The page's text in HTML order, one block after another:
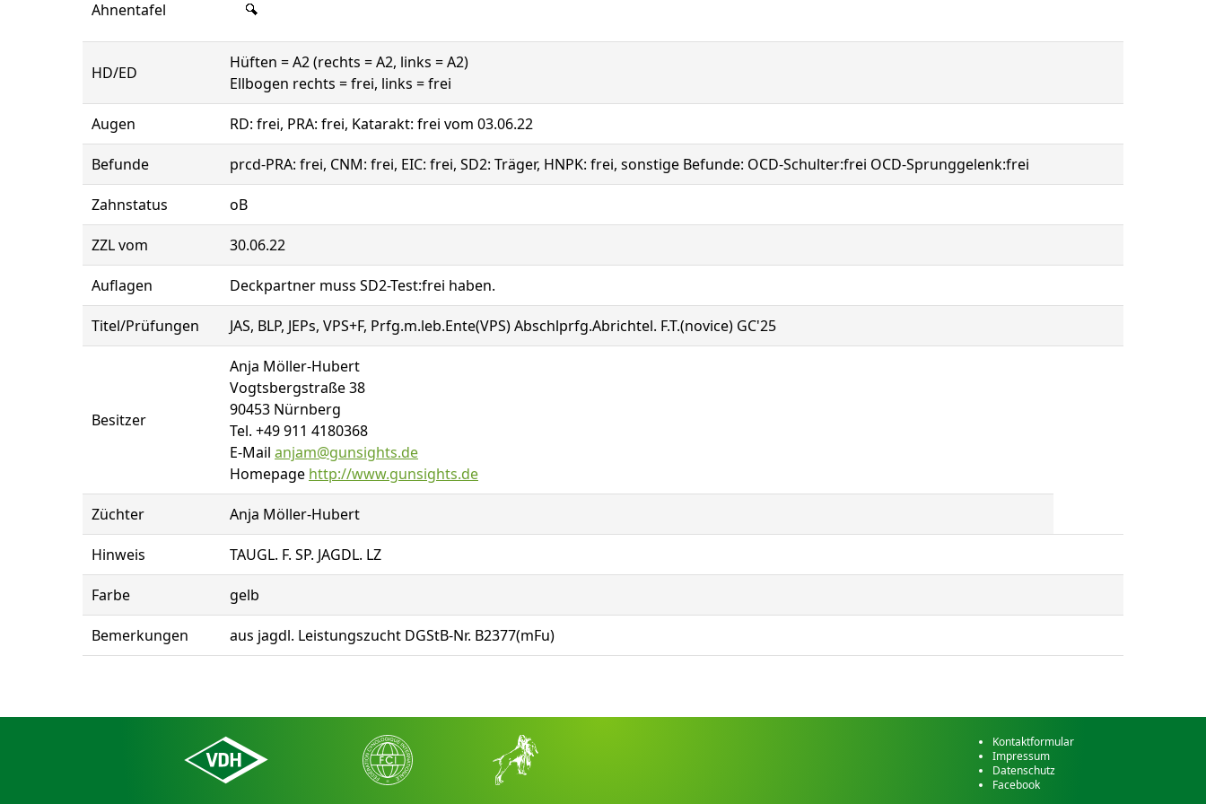
Ahnentafel
HD/ED
Hüften = A2 (rechts = A2, links = A2)
Ellbogen rechts = frei, links = frei
Augen RD: frei, PRA: frei, Katarakt: frei vom 03.06.22
Befunde prcd-PRA: frei, CNM: frei, EIC: frei, SD2: Träger, HNPK: frei, sonstige Befunde: OCD-Schulter:frei OCD-Sprunggelenk:frei
Zahnstatus oB
ZZL vom 30.06.22
Auflagen Deckpartner muss SD2-Test:frei haben.
Titel/Prüfungen JAS, BLP, JEPs, VPS+F, Prfg.m.leb.Ente(VPS) Abschlprfg.Abrichtel. F.T.(novice) GC'25
Besitzer
Anja Möller-Hubert
Vogtsbergstraße 38
90453 Nürnberg
Tel. +49 911 4180368
E-Mail anjam@gunsights.de
Homepage http://www.gunsights.de
Züchter Anja Möller-Hubert
Hinweis TAUGL. F. SP. JAGDL. LZ
Farbe gelb
Bemerkungen aus jagdl. Leistungszucht DGStB-Nr. B2377(mFu)
Kontaktformular
Impressum
Datenschutz
Facebook